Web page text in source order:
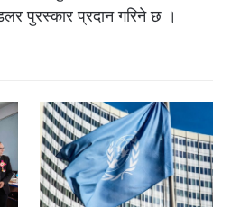
पुरस्कार प्रदान गरिने छ ।